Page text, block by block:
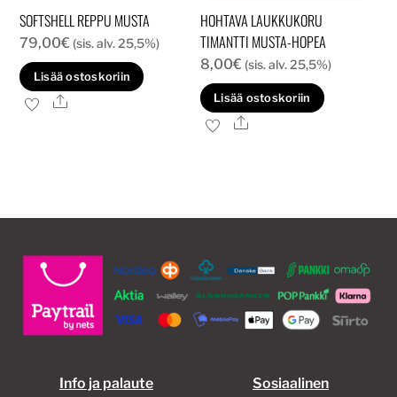
SOFTSHELL REPPU MUSTA
79,00€ (sis. alv. 25,5%)
Lisää ostoskoriin
Ale
HOHTAVA LAUKKUKORU
TIMANTTI MUSTA-HOPEA
8,00€ (sis. alv. 25,5%)
Lisää ostoskoriin
Ale
Info ja palaute Sosiaalinen